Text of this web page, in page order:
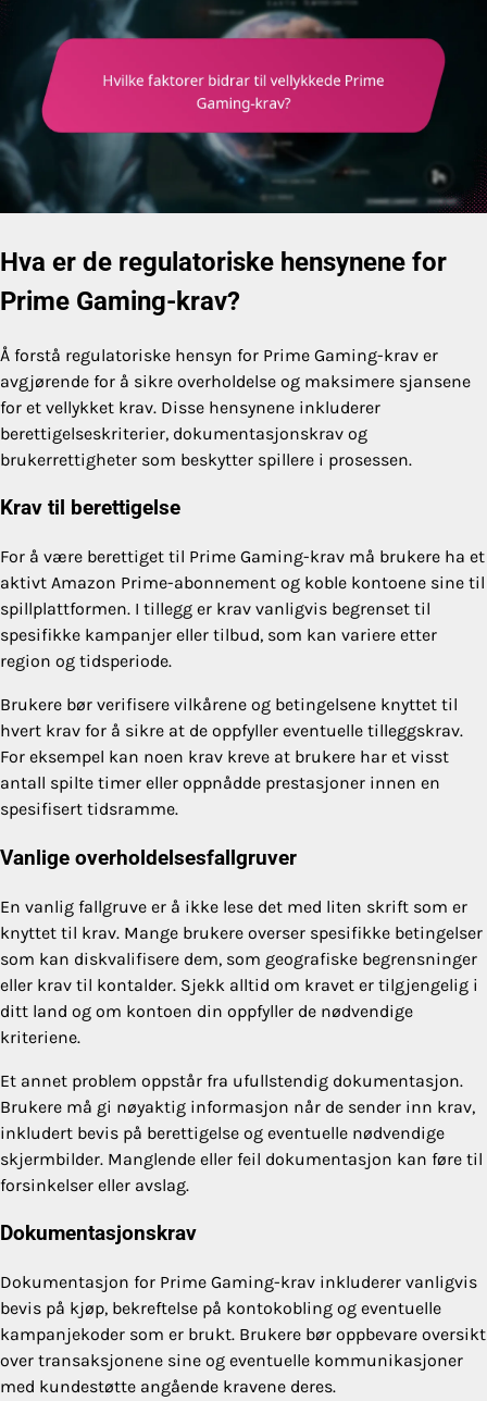
Hva er de regulatoriske hensynene for
Prime Gaming-krav?
Å forstå regulatoriske hensyn for Prime Gaming-krav er
avgjørende for å sikre overholdelse og maksimere sjansene
for et vellykket krav. Disse hensynene inkluderer
berettigelseskriterier, dokumentasjonskrav og
brukerrettigheter som beskytter spillere i prosessen.
Krav til berettigelse
For å være berettiget til Prime Gaming-krav må brukere ha et
aktivt Amazon Prime-abonnement og koble kontoene sine til
spillplattformen. I tillegg er krav vanligvis begrenset til
spesifikke kampanjer eller tilbud, som kan variere etter
region og tidsperiode.
Brukere bør verifisere vilkårene og betingelsene knyttet til
hvert krav for å sikre at de oppfyller eventuelle tilleggskrav.
For eksempel kan noen krav kreve at brukere har et visst
antall spilte timer eller oppnådde prestasjoner innen en
spesifisert tidsramme.
Vanlige overholdelsesfallgruver
En vanlig fallgruve er å ikke lese det med liten skrift som er
knyttet til krav. Mange brukere overser spesifikke betingelser
som kan diskvalifisere dem, som geografiske begrensninger
eller krav til kontalder. Sjekk alltid om kravet er tilgjengelig i
ditt land og om kontoen din oppfyller de nødvendige
kriteriene.
Et annet problem oppstår fra ufullstendig dokumentasjon.
Brukere må gi nøyaktig informasjon når de sender inn krav,
inkludert bevis på berettigelse og eventuelle nødvendige
skjermbilder. Manglende eller feil dokumentasjon kan føre til
forsinkelser eller avslag.
Dokumentasjonskrav
Dokumentasjon for Prime Gaming-krav inkluderer vanligvis
bevis på kjøp, bekreftelse på kontokobling og eventuelle
kampanjekoder som er brukt. Brukere bør oppbevare oversikt
over transaksjonene sine og eventuelle kommunikasjoner
med kundestøtte angående kravene deres.